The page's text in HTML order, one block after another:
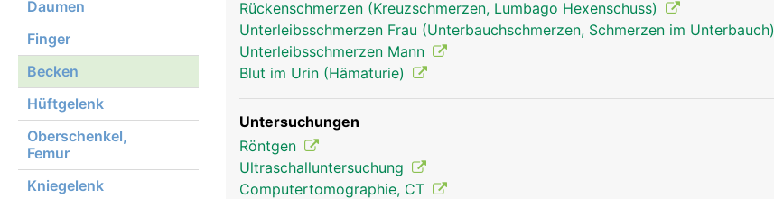
Daumen
Finger
Becken
Hüftgelenk
Oberschenkel,
Femur
Kniegelenk
Becken Frau
Rückenschmerzen (Kreuzschmerzen, Lumbago Hexenschuss)
Unterleibsschmerzen Frau (Unterbauchschmerzen, Schmerzen im Unterbauch)
Unterleibsschmerzen Mann
Blut im Urin (Hämaturie)
Untersuchungen
Röntgen
Ultraschalluntersuchung
Computertomographie, CT